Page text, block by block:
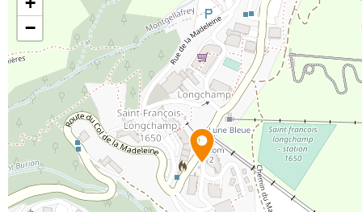
Cet appartement allie commodité et confort, offrant un
accès facile, aux commerces locaux et aux services
essentiels.
−